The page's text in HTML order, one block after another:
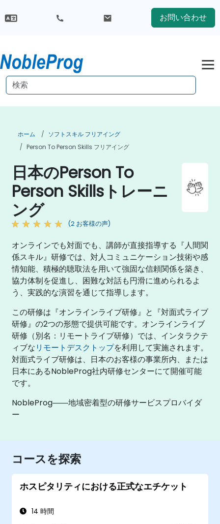
お問い合わせ
ホーム
ソフトスキル フリアイング
Person To Person Skills フリアイング
日本のPerson To
Person Skillsトレーニ
ング
(2 お客様の声)
オンラインでも対面でも、講師が直接指導する『人間関
係スキル』研修では、対人コミュニケーション技術や感
情知能、積極的聴取法を用いて強固な信頼関係を築き、
協力体制を促進し、困難な対話も円滑に進められるよ
う、実践的な演習を通じて指導します。
この研修は『オンラインライブ研修』と『対面式ライブ
研修』の2つの形態で提供可能です。オンラインライブ
研修（別名：リモートライブ研修）では、インタラクテ
ィブなリモートデスクトップを利用して実施されます。
対面式ライブ研修は、日本のお客様の事業所内、または
日本にあるNobleProg社内研修センターにて開催可能
です。
NobleProg――地域密着型の研修サービスプロバイダ
ー
コースを探索
ホスピタリティにおける正式なエチケット
14 時間